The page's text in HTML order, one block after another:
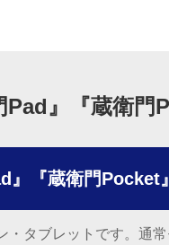
Pad』『蔵衛
』『蔵衛門Pocket
タブレットです。通